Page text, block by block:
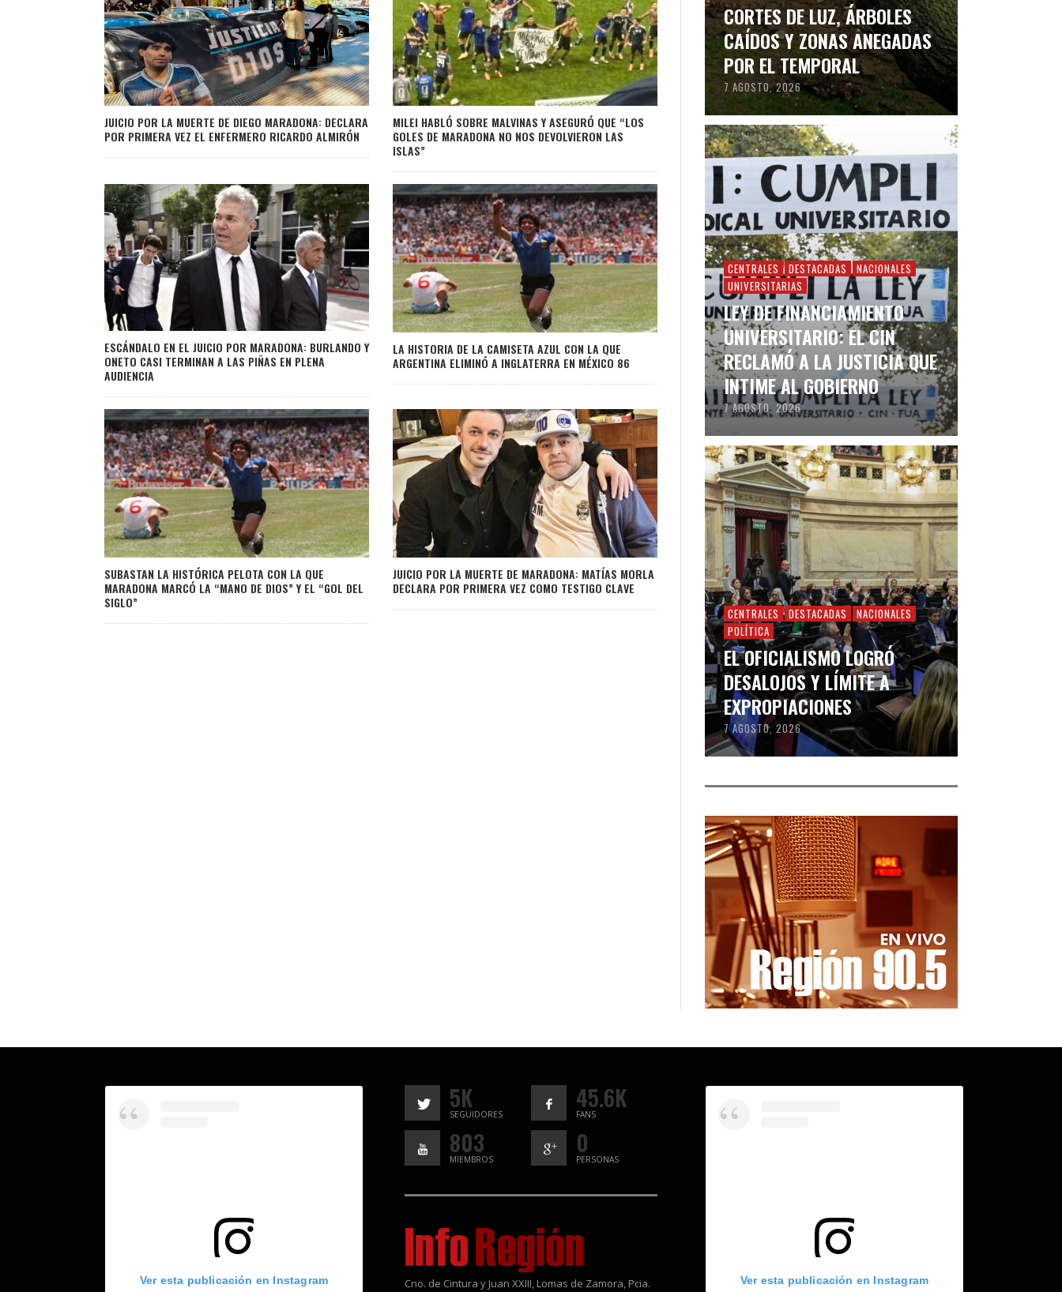
JUICIO POR LA MUERTE DE DIEGO MARADONA: DECLARA
POR PRIMERA VEZ EL ENFERMERO RICARDO ALMIRÓN
MILEI HABLÓ SOBRE MALVINAS Y ASEGURÓ QUE “LOS
GOLES DE MARADONA NO NOS DEVOLVIERON LAS
ISLAS”
ESCÁNDALO EN EL JUICIO POR MARADONA: BURLANDO Y
ONETO CASI TERMINAN A LAS PIÑAS EN PLENA
AUDIENCIA
LA HISTORIA DE LA CAMISETA AZUL CON LA QUE
ARGENTINA ELIMINÓ A INGLATERRA EN MÉXICO 86
SUBASTAN LA HISTÓRICA PELOTA CON LA QUE
MARADONA MARCÓ LA “MANO DE DIOS” Y EL “GOL DEL
SIGLO”
JUICIO POR LA MUERTE DE MARADONA: MATÍAS MORLA
DECLARA POR PRIMERA VEZ COMO TESTIGO CLAVE
CORTES DE LUZ, ÁRBOLES
CAÍDOS Y ZONAS ANEGADAS
POR EL TEMPORAL
7 AGOSTO, 2026
CENTRALES DESTACADAS
NACIONALES
UNIVERSITARIAS
LEY DE FINANCIAMIENTO
UNIVERSITARIO: EL CIN
RECLAMÓ A LA JUSTICIA QUE
INTIME AL GOBIERNO
7 AGOSTO, 2026
CENTRALES DESTACADAS
NACIONALES
POLÍTICA
EL OFICIALISMO LOGRÓ
DESALOJOS Y LÍMITE A
EXPROPIACIONES
7 AGOSTO, 2026
Ver esta publicación en Instagram
5K
SEGUIDORES
45.6K
FANS
803
MIEMBROS
0
PERSONAS
Cno. de Cintura y Juan XXIII, Lomas de Zamora, Pcia. Ver esta publicación en Instagram